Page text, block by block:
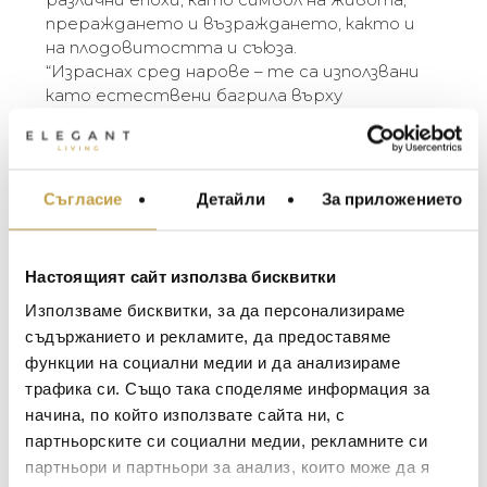
Съгласие Детайли За приложението
Настоящият сайт използва бисквитки
Използваме бисквитки, за да персонализираме
съдържанието и рекламите, да предоставяме
функции на социални медии и да анализираме
трафика си. Също така споделяме информация за
начина, по който използвате сайта ни, с
партньорските си социални медии, рекламните си
партньори и партньори за анализ, които може да я
прераждането и възраждането, както и
на плодовитостта и съюза.
“Израснах сред нарове – те са използвани
като естествени багрила върху
античните килими, по които съм пълзял
като бебе, и бяха важна съставка в
дома си в Ню Делхи, всяка сутрин се
събуждам с прясно изцеден сок от нар.
еликсир за мен.” – Michael Aram
The Michael Aram Pomegranate Collection
takes its inspiration from one of the most
universal and ancient symbols in the world. The
fruit has been prized across the globe, across
life, rebirth, and renewal as well as fertility and
union.
МЕБЕЛИ ЗА ДОМА И
ЗА МАСАТА
ТЕКСТИЛ ЗА ДОМА
АРОМАТИ ЗА ДОМА
ИЗКУСТВО И КНИГИ
BACCARAT
TOM DIXON
MICHAEL ARAM
ASSOULINE
SELETTI